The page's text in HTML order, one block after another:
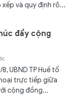
xếp và quy định rõ...
đẩy cộng
UBND TP Huế tổ
trực tiếp giữa
cộng đồng...